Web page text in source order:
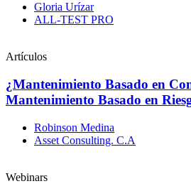
Gloria Urízar
ALL-TEST PRO
Artículos
¿Mantenimiento Basado en
Mantenimiento Basado en
Robinson Medina
Asset Consulting. C.A
Webinars